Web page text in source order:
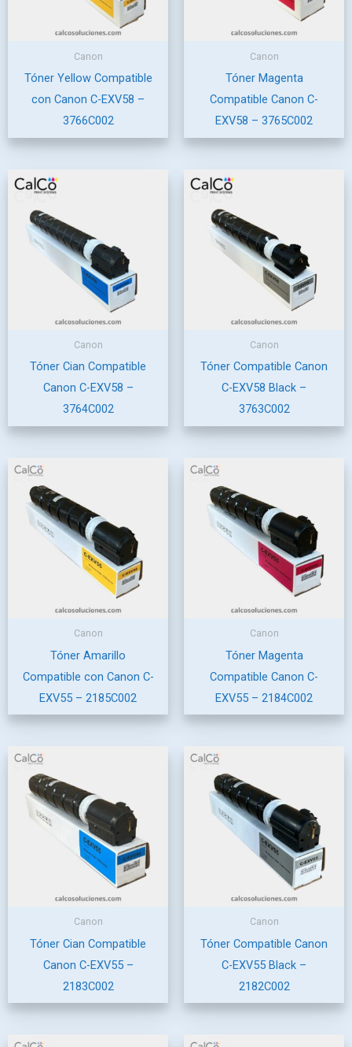
Canon
Tóner Yellow Compatible
con Canon C-EXV58 –
3766C002
Canon
Tóner Magenta
Compatible Canon C-
EXV58 – 3765C002
Canon
Tóner Cian Compatible
Canon C-EXV58 –
3764C002
Canon
Tóner Compatible Canon
C-EXV58 Black –
3763C002
Canon
Tóner Amarillo
Compatible con Canon C-
EXV55 – 2185C002
Canon
Tóner Magenta
Compatible Canon C-
EXV55 – 2184C002
Canon
Tóner Cian Compatible
Canon C-EXV55 –
2183C002
Canon
Tóner Compatible Canon
C-EXV55 Black –
2182C002